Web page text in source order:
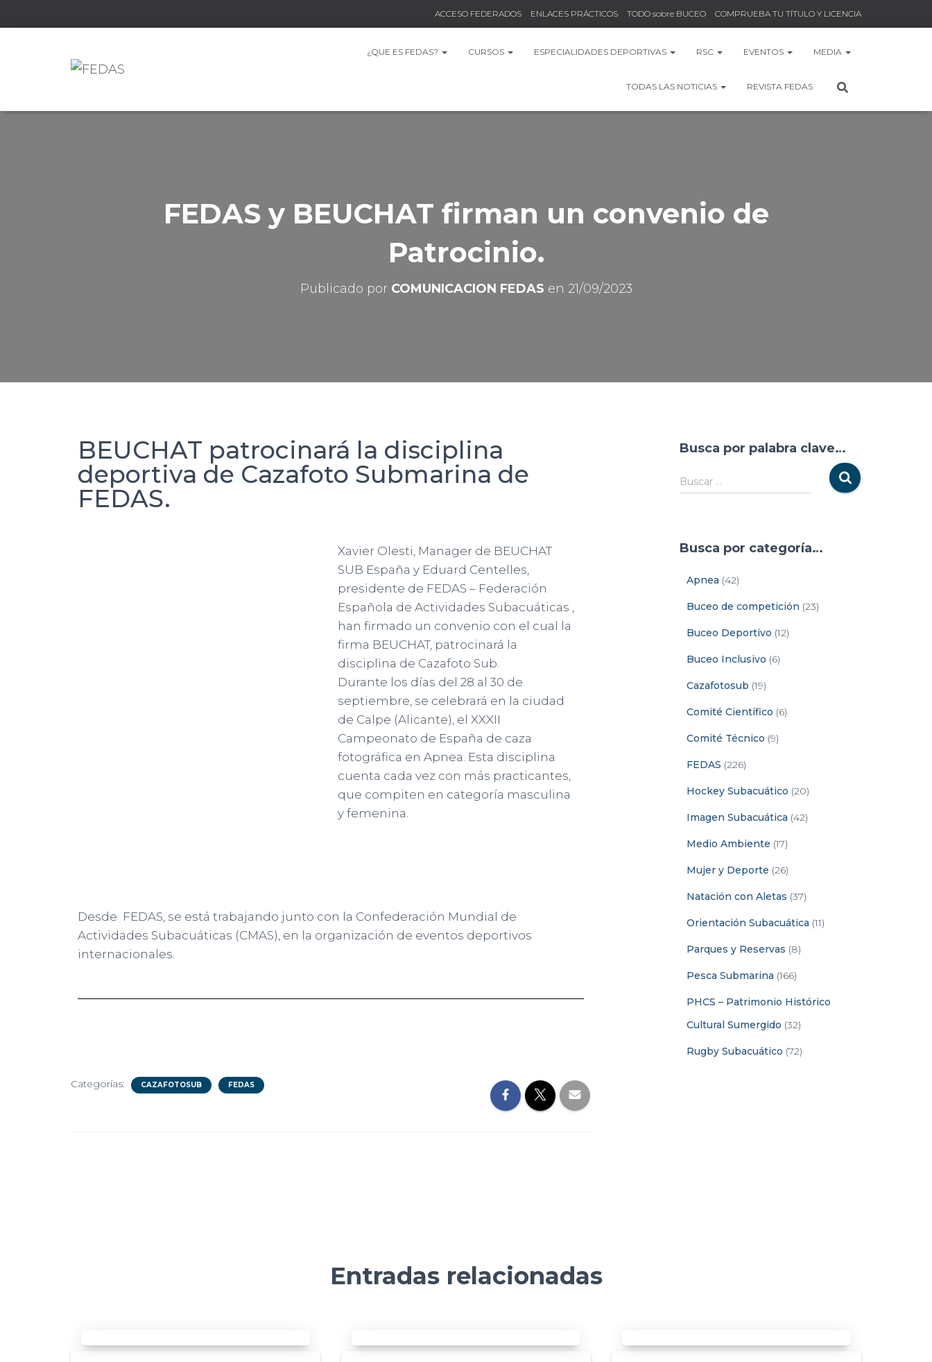
ACCESO FEDERADOS ENLACES PRÁCTICOS TODO sobre BUCEO COMPRUEBA TU TÍTULO Y LICENCIA
¿QUE ES FEDAS? CURSOS ESPECIALIDADES DEPORTIVAS RSC EVENTOS MEDIA
TODAS LAS NOTICIAS REVISTA FEDAS
FEDAS y BEUCHAT firman un convenio de
Patrocinio.
Publicado por COMUNICACION FEDAS en 21/09/2023
BEUCHAT patrocinará la disciplina
deportiva de Cazafoto Submarina de
FEDAS.
Xavier Olesti, Manager de BEUCHAT
SUB España y Eduard Centelles,
presidente de FEDAS – Federación
Española de Actividades Subacuáticas ,
han firmado un convenio con el cual la
firma BEUCHAT, patrocinará la
disciplina de Cazafoto Sub.
Durante los días del 28 al 30 de
septiembre, se celebrará en la ciudad
de Calpe (Alicante), el XXXII
Campeonato de España de caza
fotográfica en Apnea. Esta disciplina
cuenta cada vez con más practicantes,
que compiten en categoría masculina
y femenina.
Desde FEDAS, se está trabajando junto con la Confederación Mundial de
Actividades Subacuáticas (CMAS), en la organización de eventos deportivos
internacionales.
Categorías: CAZAFOTOSUB FEDAS
Busca por palabra clave…
Buscar …
Busca por categoría…
Apnea (42)
Buceo de competición (23)
Buceo Deportivo (12)
Buceo Inclusivo (6)
Cazafotosub (19)
Comité Científico (6)
Comité Técnico (9)
FEDAS (226)
Hockey Subacuático (20)
Imagen Subacuática (42)
Medio Ambiente (17)
Mujer y Deporte (26)
Natación con Aletas (37)
Orientación Subacuática (11)
Parques y Reservas (8)
Pesca Submarina (166)
PHCS – Patrimonio Histórico
Cultural Sumergido (32)
Rugby Subacuático (72)
Entradas relacionadas